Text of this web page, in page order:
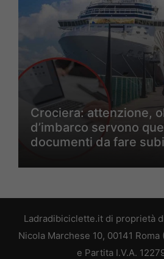
Crociera: attenzione,
d’imbarco servono
documenti da fare
Ladradibiciclette.it di proprietà
Nicola Marchese 10, 00141
e Partita I.V.A.